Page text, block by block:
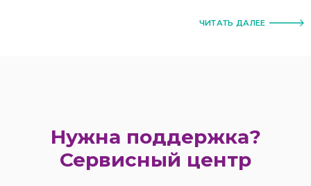
ЧИТАТЬ ДАЛЕЕ
Нужна поддержка?
Сервисный центр